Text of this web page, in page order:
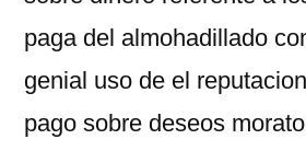
paga del almohadillado
genial uso de el
pago sobre deseos